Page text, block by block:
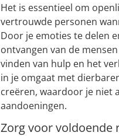
Het is essentieel om
vertrouwde personen
Door je emoties te delen
ontvangen van de
vinden van hulp en het
in je omgaat met
creëren, waardoor je niet
aandoeningen.
Zorg voor voldoende